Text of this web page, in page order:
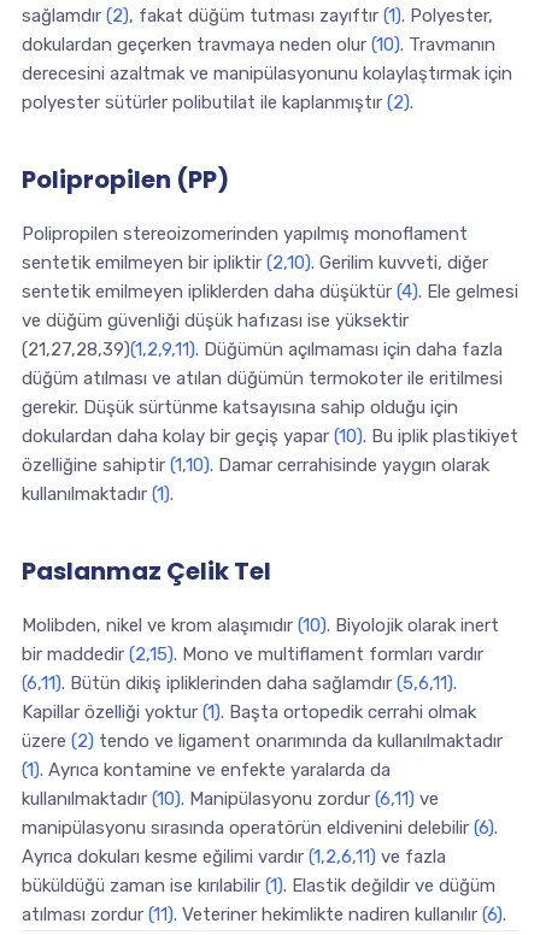
sağlamdır (2), fakat düğüm tutması zayıftır (1). Polyester,
dokulardan geçerken travmaya neden olur (10). Travmanın
derecesini azaltmak ve manipülasyonunu kolaylaştırmak için
polyester sütürler polibutilat ile kaplanmıştır (2).
Polipropilen (PP)
Polipropilen stereoizomerinden yapılmış monoflament
sentetik emilmeyen bir ipliktir (2,10). Gerilim kuvveti, diğer
sentetik emilmeyen ipliklerden daha düşüktür (4). Ele gelmesi
ve düğüm güvenliği düşük hafızası ise yüksektir
(21,27,28,39)(1,2,9,11). Düğümün açılmaması için daha fazla
düğüm atılması ve atılan düğümün termokoter ile eritilmesi
gerekir. Düşük sürtünme katsayısına sahip olduğu için
dokulardan daha kolay bir geçiş yapar (10). Bu iplik plastikiyet
özelliğine sahiptir (1,10). Damar cerrahisinde yaygın olarak
kullanılmaktadır (1).
Paslanmaz Çelik Tel
Molibden, nikel ve krom alaşımıdır (10). Biyolojik olarak inert
bir maddedir (2,15). Mono ve multiflament formları vardır
(6,11). Bütün dikiş ipliklerinden daha sağlamdır (5,6,11).
Kapillar özelliği yoktur (1). Başta ortopedik cerrahi olmak
üzere (2) tendo ve ligament onarımında da kullanılmaktadır
(1). Ayrıca kontamine ve enfekte yaralarda da
kullanılmaktadır (10). Manipülasyonu zordur (6,11) ve
manipülasyonu sırasında operatörün eldivenini delebilir (6).
Ayrıca dokuları kesme eğilimi vardır (1,2,6,11) ve fazla
büküldüğü zaman ise kırılabilir (1). Elastik değildir ve düğüm
atılması zordur (11). Veteriner hekimlikte nadiren kullanılır (6).